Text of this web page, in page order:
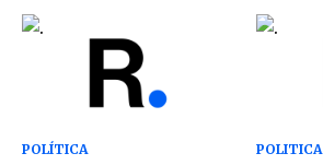
POLÍTICA POLITICA